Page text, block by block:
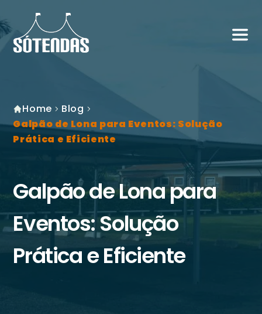
Home
Blog
Galpão de Lona para Eventos: Solução
Prática e Eficiente
Galpão de Lona para
Eventos: Solução
Prática e Eficiente